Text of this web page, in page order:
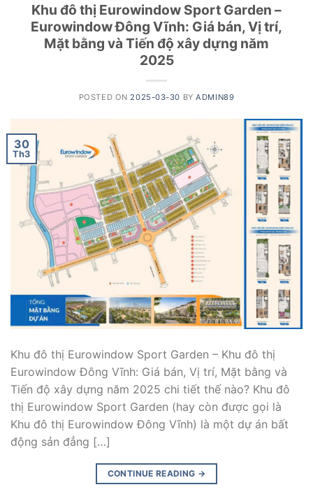
Khu đô thị Eurowindow Sport Garden –
Eurowindow Đông Vĩnh: Giá bán, Vị trí,
Mặt bằng và Tiến độ xây dựng năm
2025
POSTED ON2025-03-30 BYADMIN89
30
Th3
Khu đô thị Eurowindow Sport Garden – Khu đô thị
Eurowindow Đông Vĩnh: Giá bán, Vị trí, Mặt bằng và
Tiến độ xây dựng năm 2025 chi tiết thế nào? Khu đô
thị Eurowindow Sport Garden (hay còn được gọi là
Khu đô thị Eurowindow Đông Vĩnh) là một dự án bất
động sản đẳng […]
CONTINUE READING →